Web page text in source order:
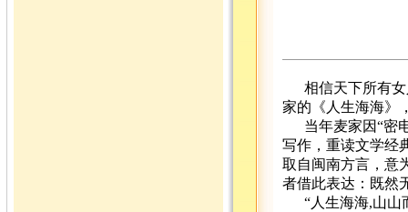
相信天下所有
家的《人生海海》
当年麦家因“密
写作，重读文学经
取自闽南方言，意
者借此表达：既然
“人生海海,山山